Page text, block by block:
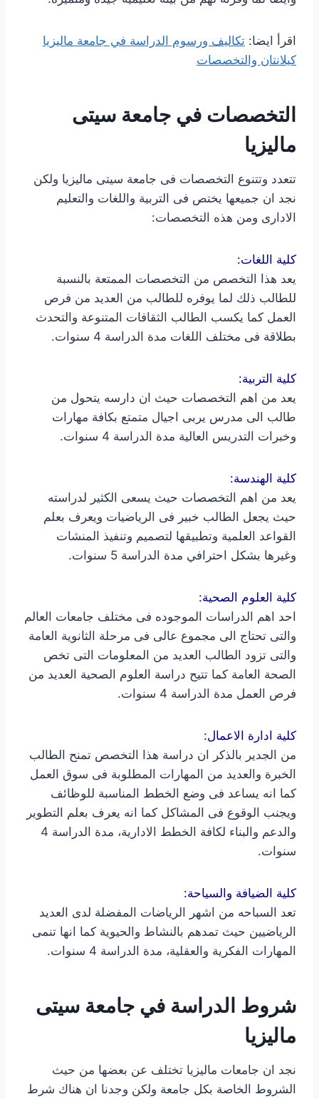
اقرأ ايضا: تكاليف ورسوم الدراسة في جامعة ماليزيا
كيلانتان والتخصصات
التخصصات في جامعة سيتى
ماليزيا
تتعدد وتتنوع التخصصات فى جامعة سيتى ماليزيا ولكن
نجد ان جميعها يختص فى التربية واللغات والتعليم
الادارى ومن هذه التخصصات:
كلية اللغات:
يعد هذا التخصص من التخصصات الممتعة بالنسبة
للطالب ذلك لما يوفره للطالب من العديد من فرص
العمل كما يكسب الطالب الثقافات المتنوعة والتحدث
بطلاقة فى مختلف اللغات مدة الدراسة 4 سنوات.
كلية التربية:
يعد من اهم التخصصات حيث ان دارسه يتحول من
طالب الى مدرس يربى اجيال متمتع بكافة مهارات
وخبرات التدريس العالية مدة الدراسة 4 سنوات.
كلية الهندسة:
يعد من اهم التخصصات حيث يسعى الكثير لدراسته
حيث يجعل الطالب خبير فى الرياضيات ويعرف بعلم
القواعد العلمية وتطبيقها لتصميم وتنفيذ المنشات
وغيرها بشكل احترافي مدة الدراسة 5 سنوات.
كلية العلوم الصحية:
احد اهم الدراسات الموجوده فى مختلف جامعات العالم
والتى تحتاج الى مجموع عالى فى مرحلة الثانوية العامة
والتى تزود الطالب العديد من المعلومات التى تخص
الصحة العامة كما تتيح دراسة العلوم الصحية العديد من
فرص العمل مدة الدراسة 4 سنوات.
كلية ادارة الاعمال:
من الجدير بالذكر ان دراسة هذا التخصص تمنح الطالب
الخبرة والعديد من المهارات المطلوبة فى سوق العمل
كما انه يساعد فى وضع الخطط المناسبة للوظائف
ويجنب الوقوع فى المشاكل كما انه يعرف بعلم التطوير
والدعم والبناء لكافة الخطط الادارية، مدة الدراسة 4
سنوات.
كلية الضيافة والسياحة:
تعد السباحه من اشهر الرياضات المفضلة لدى العديد
الرياضيين حيث تمدهم بالنشاط والحيوية كما انها تنمى
المهارات الفكرية والعقلية، مدة الدراسة 4 سنوات.
شروط الدراسة في جامعة سيتى
ماليزيا
نجد ان جامعات ماليزيا تختلف عن بعضها من حيث
الشروط الخاصة بكل جامعة ولكن وجدنا ان هناك شرط